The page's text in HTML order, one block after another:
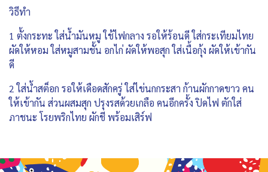
วิธีทำ
1 ตั้งกระทะ ใส่น้ำมันหมู ใช้ไฟกลาง รอให้ร้อนดี ใส่กระเทียมไทย
ผัดให้หอม ใส่หมูสามชั้น อกไก่ ผัดให้พอสุก ใส่เนื้อกุ้ง ผัดให้เข้ากัน
ดี
2 ใส่น้ำสต็อก รอให้เดือดสักครู่ ใส่ไข่นกกระสา ก้านผักกาดขาว คน
ให้เข้ากัน ส่วนผสมสุก ปรุงรสด้วยเกลือ คนอีกครั้ง ปิดไฟ ตักใส่
ภาชนะ โรยพริกไทย ผักชี พร้อมเสิร์ฟ